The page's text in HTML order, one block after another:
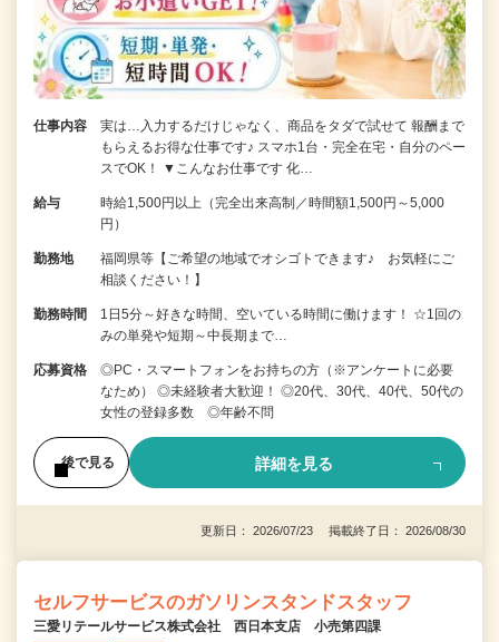
仕事内容
実は…入力するだけじゃなく、商品をタダで試せて 報酬まで
もらえるお得な仕事です♪ スマホ1台・完全在宅・自分のペー
スでOK！ ▼こんなお仕事です 化…
給与
時給1,500円以上（完全出来高制／時間額1,500円～5,000
円）
勤務地
福岡県等【ご希望の地域でオシゴトできます♪ お気軽にご
相談ください！】
勤務時間
1日5分～好きな時間、空いている時間に働けます！ ☆1回の
みの単発や短期～中長期まで…
応募資格
◎PC・スマートフォンをお持ちの方（※アンケートに必要
なため） ◎未経験者大歓迎！ ◎20代、30代、40代、50代の
女性の登録多数 ◎年齢不問
後で見る 詳細を見る
更新日： 2026/07/23 掲載終了日： 2026/08/30
セルフサービスのガソリンスタンドスタッフ
三愛リテールサービス株式会社 西日本支店 小売第四課